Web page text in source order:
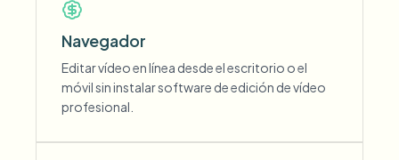
Navegador
Editar vídeo en línea desde el escritorio o el
móvil sin instalar software de edición de vídeo
profesional.